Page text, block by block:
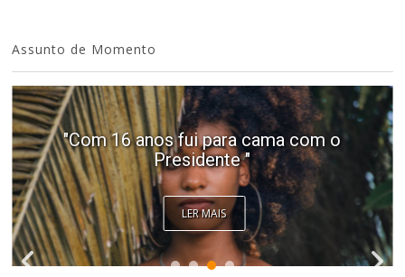
Assunto de Momento
"Com 16 anos fui para cama com o
Presidente "
LER MAIS